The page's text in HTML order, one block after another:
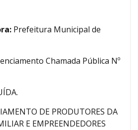
Prefeitura Municipal de
Chamada Pública Nº
DE PRODUTORES DA
E EMPREENDEDORES